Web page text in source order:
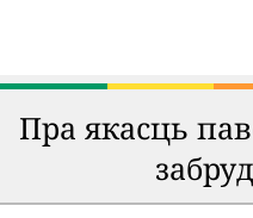
Пра якасць